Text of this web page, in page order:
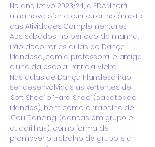
No ano letivo 2023/24, a EDAM terá,
uma nova oferta curricular, no âmbito
das Atividades Complementares.
Aos sábados, no período da manhã,
irão decorrer as aulas de Dança
Irlandesa, com a professora, e antiga
aluna da escola, Patrícia Vieira.
Nas aulas de Dança Irlandesa irão
ser desenvolvidas as vertentes de
‘Soft Shoe’ e ‘Hard Shoe’ (sapateado
irlandês), bem como o trabalho de
‘Ceili Dancing’ (danças em grupo e
quadrilhas), como forma de
promover o trabalho de grupo e a